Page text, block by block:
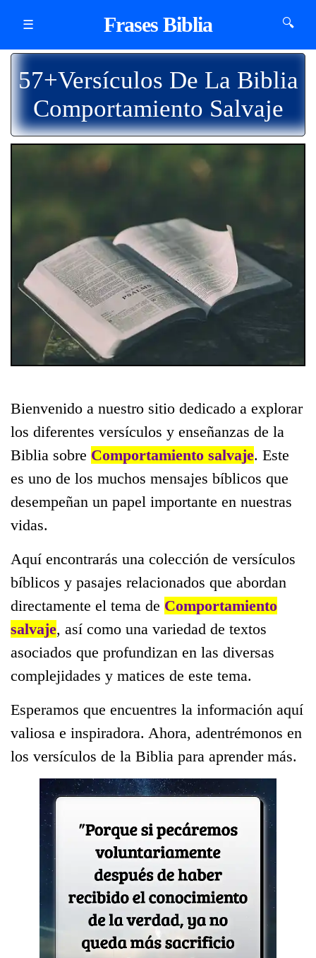
☰ Frases Biblia 🔍
57+Versículos De La Biblia
Comportamiento Salvaje
Bienvenido a nuestro sitio dedicado a explorar
los diferentes versículos y enseñanzas de la
Biblia sobre Comportamiento salvaje. Este
es uno de los muchos mensajes bíblicos que
desempeñan un papel importante en nuestras
vidas.
Aquí encontrarás una colección de versículos
bíblicos y pasajes relacionados que abordan
directamente el tema de Comportamiento
salvaje, así como una variedad de textos
asociados que profundizan en las diversas
complejidades y matices de este tema.
Esperamos que encuentres la información aquí
valiosa e inspiradora. Ahora, adentrémonos en
los versículos de la Biblia para aprender más.